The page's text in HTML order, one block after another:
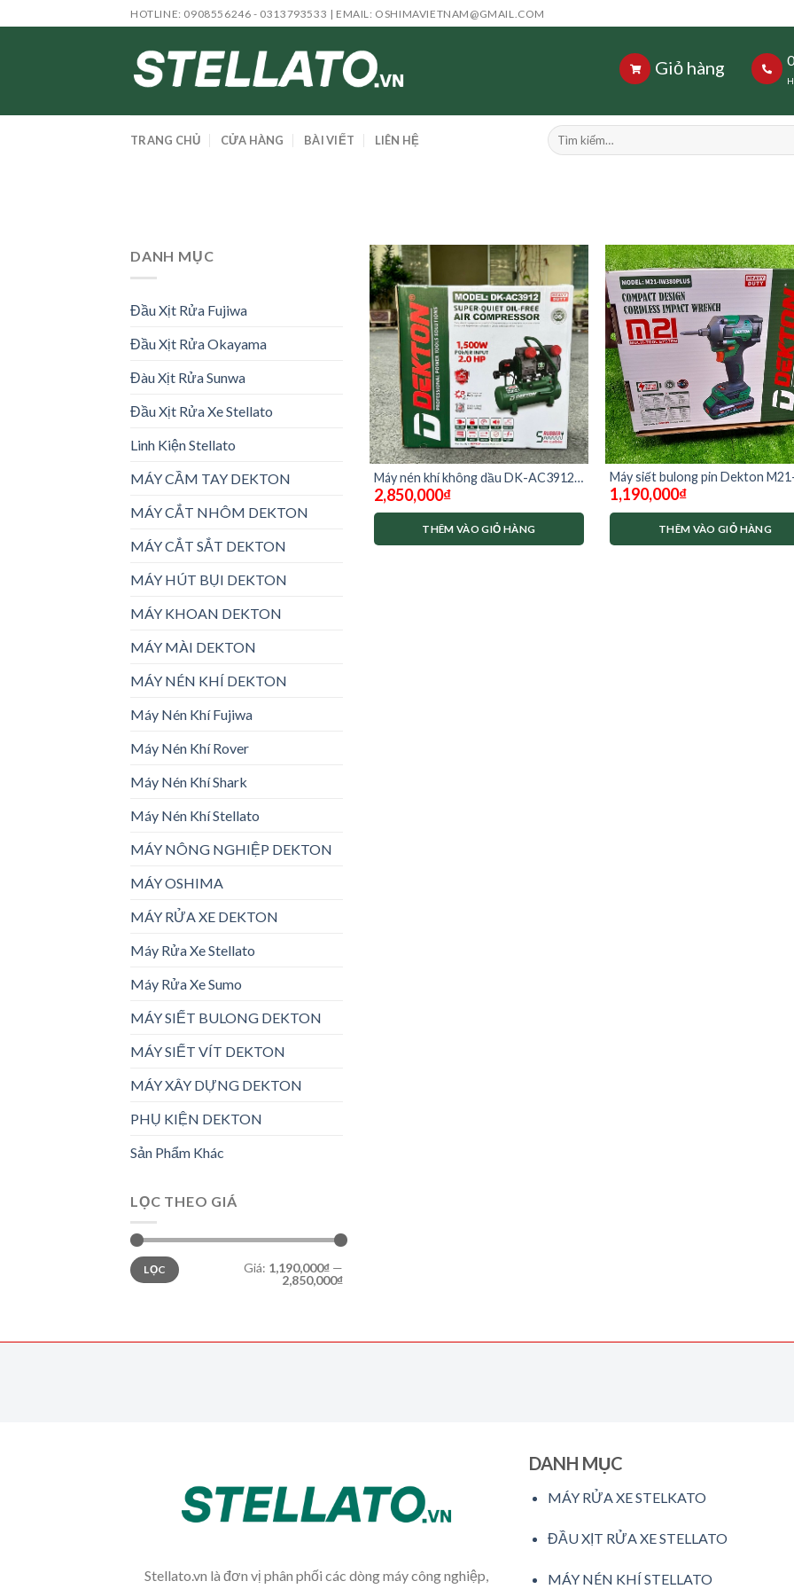
to
HOTLINE: 0908556246 - 0313793533 | EMAIL: OSHIMAVIETNAM@GMAIL.COM
Giỏ hàng
TRANG CHỦ CỬA HÀNG BÀI VIẾT LIÊN HỆ
Tìm
kiếm:
DANH MỤC
Đầu Xịt Rửa Fujiwa
Đầu Xịt Rửa Okayama
Đàu Xịt Rửa Sunwa
Đầu Xịt Rửa Xe Stellato
Linh Kiện Stellato
MÁY CẦM TAY DEKTON
MÁY CẮT NHÔM DEKTON
MÁY CẮT SẮT DEKTON
MÁY HÚT BỤI DEKTON
MÁY KHOAN DEKTON
MÁY MÀI DEKTON
MÁY NÉN KHÍ DEKTON
Máy Nén Khí Fujiwa
Máy Nén Khí Rover
Máy Nén Khí Shark
Máy Nén Khí Stellato
MÁY NÔNG NGHIỆP DEKTON
MÁY OSHIMA
MÁY RỬA XE DEKTON
Máy Rửa Xe Stellato
Máy Rửa Xe Sumo
MÁY SIẾT BULONG DEKTON
MÁY SIẾT VÍT DEKTON
MÁY XÂY DỰNG DEKTON
PHỤ KIỆN DEKTON
Sản Phẩm Khác
LỌC THEO GIÁ
Giá
tối
thiểu
Giá
tối
đa
LỌC Giá: 1,190,000₫ —
2,850,000₫
Máy nén khí không dầu DK-AC3912
dekton chính hãng
2,850,000₫
THÊM VÀO GIỎ HÀNG
Máy siết bulong pin Dekton
IW380PLUS ( chưa có pin sạc)
1,190,000₫
THÊM VÀO GIỎ HÀNG
Stellato.vn là đơn vị phân phối các dòng máy công nghiệp,
DANH MỤC
MÁY RỬA XE STELKATO
ĐẦU XỊT RỬA XE STELLATO
MÁY NÉN KHÍ STELLATO